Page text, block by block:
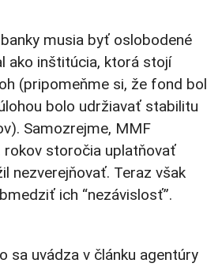
musia byť oslobodené
ako inštitúcia, ktorá stojí
(pripomeňme si, že fond bol
bolo udržiavať stabilitu
Samozrejme, MMF
rokov storočia uplatňovať
nezverejňovať. Teraz však
ich “nezávislosť”.
sa uvádza v článku agentúry